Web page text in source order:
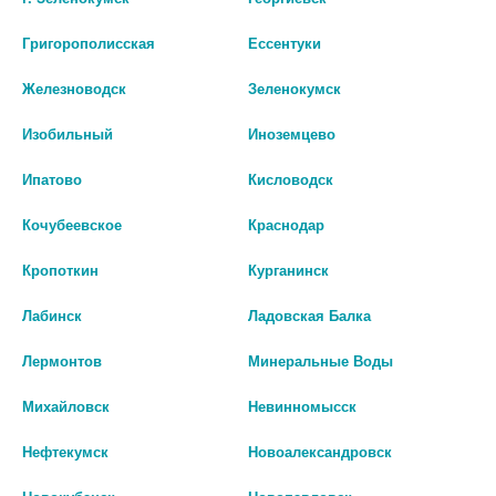
шт
В КОРЗИНУ
КОСТЫЛЕЙ №18 (НАКОНЕЧНИК)
Григорополисская Ессентуки
Железноводск Зеленокумск
Изобильный Иноземцево
Ипатово Кисловодск
Кочубеевское Краснодар
Кропоткин Курганинск
Лабинск Ладовская Балка
Лермонтов Минеральные Воды
Михайловск Невинномысск
Нефтекумск Новоалександровск